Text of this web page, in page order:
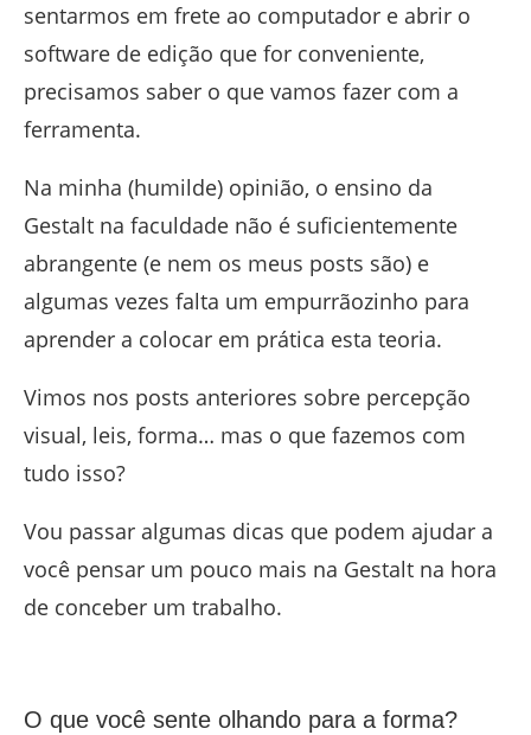
sentarmos em frete ao computador e abrir o
software de edição que for conveniente,
precisamos saber o que vamos fazer com a
ferramenta.
Na minha (humilde) opinião, o ensino da
Gestalt na faculdade não é suficientemente
abrangente (e nem os meus posts são) e
algumas vezes falta um empurrãozinho para
aprender a colocar em prática esta teoria.
Vimos nos posts anteriores sobre percepção
visual, leis, forma… mas o que fazemos com
tudo isso?
Vou passar algumas dicas que podem ajudar a
você pensar um pouco mais na Gestalt na hora
de conceber um trabalho.
O que você sente olhando para a forma?